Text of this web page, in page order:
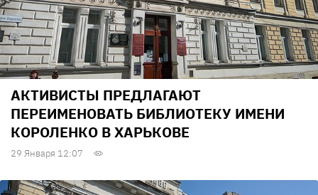
АКТИВИСТЫ ПРЕДЛАГАЮТ
ПЕРЕИМЕНОВАТЬ БИБЛИОТЕКУ ИМЕНИ
КОРОЛЕНКО В ХАРЬКОВЕ
29 Января 12:07